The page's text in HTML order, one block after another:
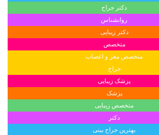
دکتر جراح
روانشناس
دکتر زیبایی
متخصص
متخصص مغز و اعصاب
جراح
پزشک زیبایی
پزشک
متخصص زیبایی
دکتر
بهترین جراح بینی